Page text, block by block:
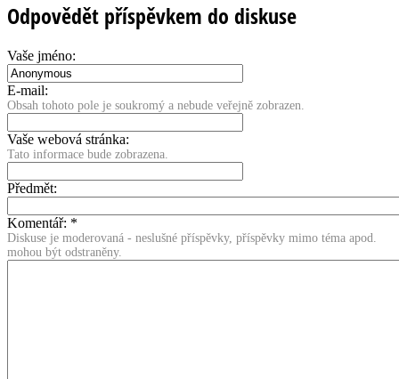
Odpovědět příspěvkem do diskuse
Vaše jméno:
E-mail:
Obsah tohoto pole je soukromý a nebude veřejně zobrazen.
Vaše webová stránka:
Tato informace bude zobrazena.
Předmět:
Komentář: *
Diskuse je moderovaná - neslušné příspěvky, příspěvky mimo téma apod.
mohou být odstraněny.